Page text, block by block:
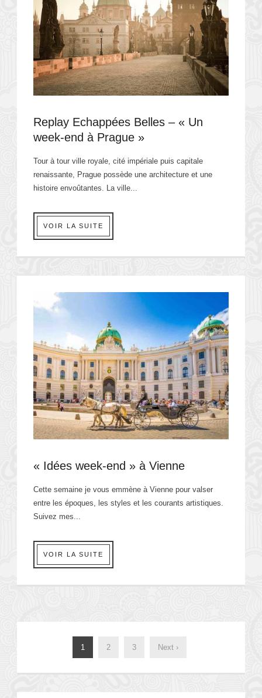
Replay Echappées Belles – « Un
week-end à Prague »
Tour à tour ville royale, cité impériale puis capitale
renaissante, Prague possède une architecture et une
histoire envoûtantes. La ville...
VOIR LA SUITE
« Idées week-end » à Vienne
Cette semaine je vous emmène à Vienne pour valser
entre les époques, les styles et les courants artistiques.
Suivez mes...
VOIR LA SUITE
1 2 3 Next ›